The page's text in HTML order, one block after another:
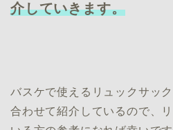
介していきます。
バスケで使えるリュックサッ
合わせて紹介しているので、